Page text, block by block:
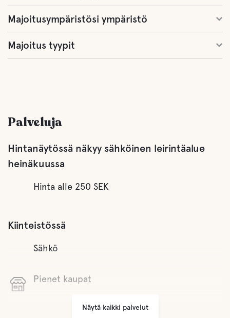
Majoitusympäristösi ympäristö
Majoitus tyypit
Palveluja
Hintanäytössä näkyy sähköinen leirintäalue
heinäkuussa
Hinta alle 250 SEK
Kiinteistössä
Sähkö
Pienet kaupat
Auki ympäri vuodenNäytä kaikki palvelut